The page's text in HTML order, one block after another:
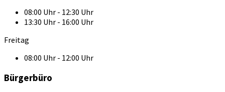
08:00 Uhr - 12:30 Uhr
13:30 Uhr - 16:00 Uhr
Freitag
08:00 Uhr - 12:00 Uhr
Bürgerbüro